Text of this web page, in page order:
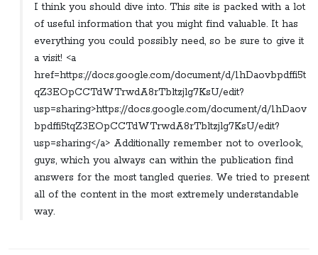
I think you should dive into. This site is packed with a lot
of useful information that you might find valuable. It has
everything you could possibly need, so be sure to give it
a visit! <a
href=https://docs.google.com/document/d/1hDaovbpdffi5t
qZ3EOpCCTdWTrwdA8rTbltzjlg7KsU/edit?
usp=sharing>https://docs.google.com/document/d/1hDaov
bpdffi5tqZ3EOpCCTdWTrwdA8rTbltzjlg7KsU/edit?
usp=sharing</a> Additionally remember not to overlook,
guys, which you always can within the publication find
answers for the most tangled queries. We tried to present
all of the content in the most extremely understandable
way.